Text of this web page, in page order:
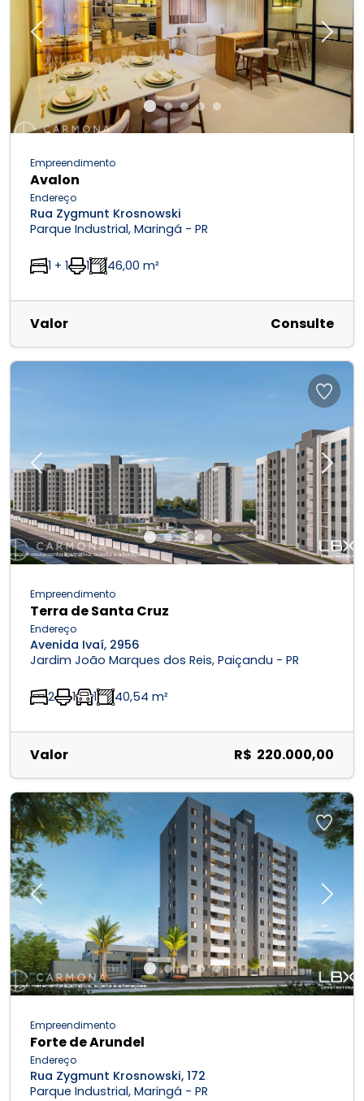
Previous Next
Empreendimento
Avalon
Endereço
Rua Zygmunt Krosnowski
Parque Industrial, Maringá - PR
1 + 1 1 46,00 m²
Valor Consulte
Previous Next
Empreendimento
Terra de Santa Cruz
Endereço
Avenida Ivaí, 2956
Jardim João Marques dos Reis, Paiçandu - PR
2 1 1 40,54 m²
Valor R$ 220.000,00
Previous Next
Empreendimento
Forte de Arundel
Endereço
Rua Zygmunt Krosnowski, 172
Parque Industrial, Maringá - PR